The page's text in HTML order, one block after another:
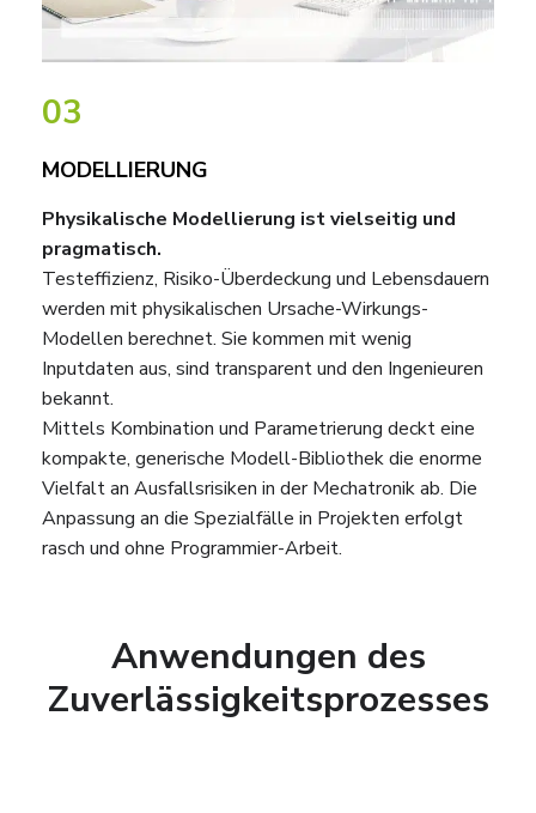
03
MODELLIERUNG
Physikalische Modellierung ist vielseitig und
pragmatisch.
Testeffizienz, Risiko-Überdeckung und Lebensdauern
werden mit physikalischen Ursache-Wirkungs-
Modellen berechnet. Sie kommen mit wenig
Inputdaten aus, sind transparent und den Ingenieuren
bekannt.
Mittels Kombination und Parametrierung deckt eine
kompakte, generische Modell-Bibliothek die enorme
Vielfalt an Ausfallsrisiken in der Mechatronik ab. Die
Anpassung an die Spezialfälle in Projekten erfolgt
rasch und ohne Programmier-Arbeit.
Anwendungen des
Zuverlässigkeitsprozesses